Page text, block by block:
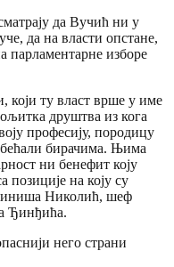
да Вучић ни у
да на власти опстане,
парламентарне изборе
који ту власт врше у име
друштва из кога
професију, породицу
бирачима. Њима
ни бенефит коју
позиције на коју су
Николић, шеф
Ђинђића.
него страни